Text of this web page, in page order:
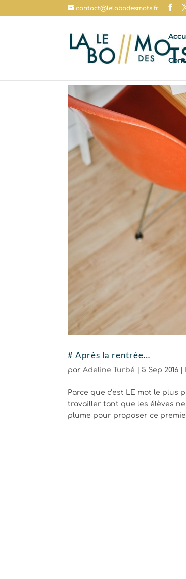
contact@lelabodesmots.fr
# Après la rentrée…
parAdeline Turbé 5 Sep 2016
Parce que c’est LE mot le
travailler tant que les élèves ne
plume pour proposer ce